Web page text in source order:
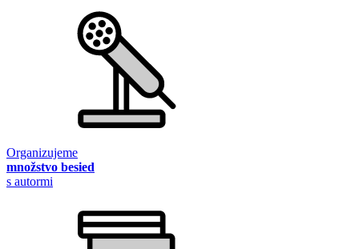
Organizujeme
množstvo besied
s autormi